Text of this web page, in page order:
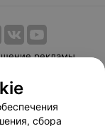
рекламы
оплаты
сбора